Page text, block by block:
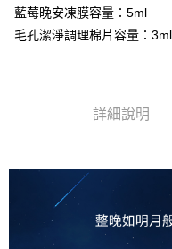
帳／街口支付／iPASS MONEY
【注意事項】
2.基於同意付款使用「大哥付
資料（包含姓名、電話或地址
２．訂單成立數日內，您將收到
３．收到繳費通知簡訊後14天
※ 交易是否成功請以「AFTEE
【注意事項】
１．透過由恩沛科技股份有限
易，需依本服務之必要範圍內
權轉讓予恩沛科技股份有限公
２．關於個人資料處理事宜，
全家取貨付款
每筆NT$60，滿NT$499(含
每筆NT$60，滿NT$499(含
付款後萊爾富取貨
每筆NT$60，滿NT$499(含
藍莓晚安凍膜容量：5ml
毛孔潔淨調理棉片容量：3ml
詳細說明